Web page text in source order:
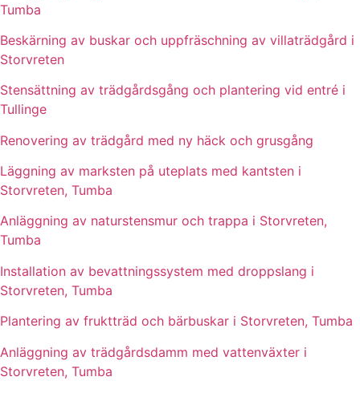
Tumba
Beskärning av buskar och uppfräschning av villaträdgård i
Storvreten
Stensättning av trädgårdsgång och plantering vid entré i
Tullinge
Renovering av trädgård med ny häck och grusgång
Läggning av marksten på uteplats med kantsten i
Storvreten, Tumba
Anläggning av naturstensmur och trappa i Storvreten,
Tumba
Installation av bevattningssystem med droppslang i
Storvreten, Tumba
Plantering av fruktträd och bärbuskar i Storvreten, Tumba
Anläggning av trädgårdsdamm med vattenväxter i
Storvreten, Tumba